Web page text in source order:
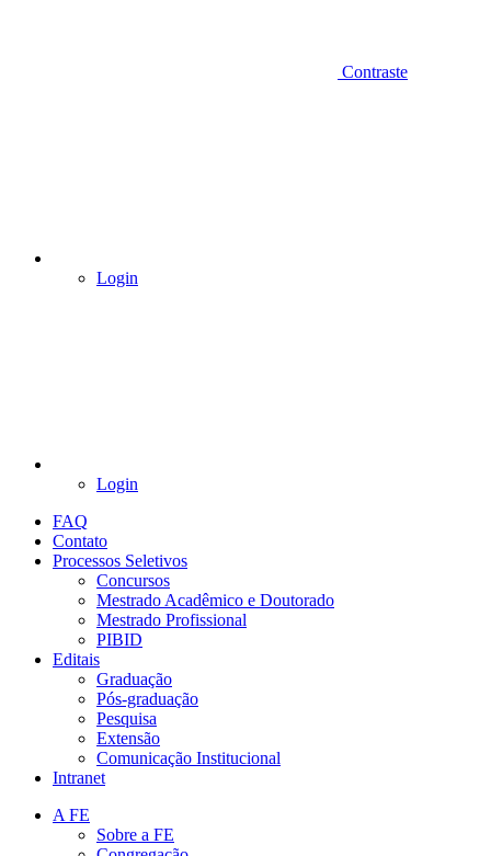
Contraste
Login
Login
FAQ
Contato
Processos Seletivos
Concursos
Mestrado Acadêmico e Doutorado
Mestrado Profissional
PIBID
Editais
Graduação
Pós-graduação
Pesquisa
Extensão
Comunicação Institucional
Intranet
A FE
Sobre a FE